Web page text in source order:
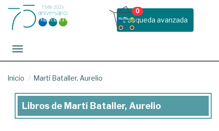
Busqueda avanzada
0
Toggle navigation
Inicio Martí Bataller, Aurelio
Libros
Libros de Martí Bataller, Aurelio